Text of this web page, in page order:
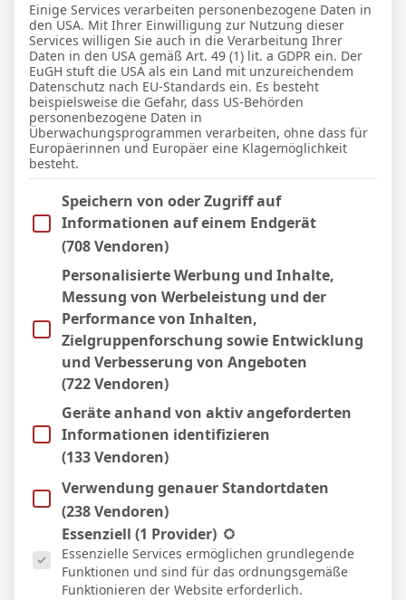
Hier steht alles interessante zu den
Münchner Löwen
Themenstarter Veröffentlicht : 10. Februar 2024 15:50
Laie
Mal sehen, ob die Löwen heute in Verl
richtig zubeißen? Wenn die Heimelf sich
von den bissigen Münchnern in der
eigenen Arena den Schneid abkaufen lässt,
werden die Punkte auf das Konto der Elf
von der Isar wandern, das ist so klar, wie
die echt bayrische Knödelsuppe!
Einige Services verarbeiten personenbezogene Daten in
den USA. Mit Ihrer Einwilligung zur Nutzung dieser
Services willigen Sie auch in die Verarbeitung Ihrer
Daten in den USA gemäß Art. 49 (1) lit. a GDPR ein. Der
EuGH stuft die USA als ein Land mit unzureichendem
Datenschutz nach EU-Standards ein. Es besteht
beispielsweise die Gefahr, dass US-Behörden
personenbezogene Daten in
Überwachungsprogrammen verarbeiten, ohne dass für
Europäerinnen und Europäer eine Klagemöglichkeit
besteht.
Im Folgenden finden Sie eine Liste der Zwecke des IAB
Speichern von oder Zugriff auf
Informationen auf einem Endgerät
(708 Vendoren)
Personalisierte Werbung und Inhalte,
Messung von Werbeleistung und der
Performance von Inhalten,
Zielgruppenforschung sowie Entwicklung
und Verbesserung von Angeboten
(722 Vendoren)
Geräte anhand von aktiv angeforderten
Informationen identifizieren
(133 Vendoren)
Verwendung genauer Standortdaten
(238 Vendoren)
Es folgt eine Liste der Service-Gruppen, für die eine
Essenziell (1 Provider)
Essenzielle Services ermöglichen grundlegende
Funktionen und sind für das ordnungsgemäße
Funktionieren der Website erforderlich.